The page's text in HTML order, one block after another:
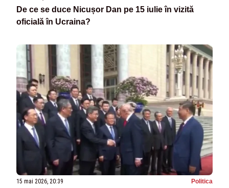
De ce se duce Nicușor Dan pe 15 iulie în vizită
oficială în Ucraina?
15 mai 2026, 20:39 Politica